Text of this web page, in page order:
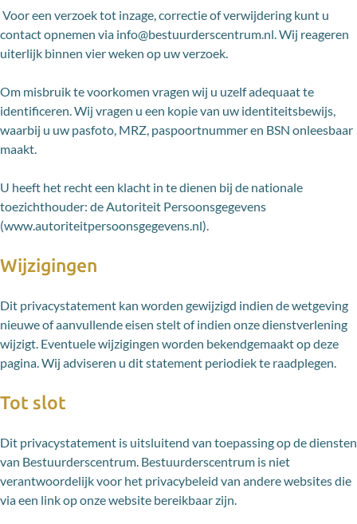
Voor een verzoek tot inzage, correctie of verwijdering kunt u
contact opnemen via info@bestuurderscentrum.nl. Wij reageren
uiterlijk binnen vier weken op uw verzoek.
Om misbruik te voorkomen vragen wij u uzelf adequaat te
identificeren. Wij vragen u een kopie van uw identiteitsbewijs,
waarbij u uw pasfoto, MRZ, paspoortnummer en BSN onleesbaar
maakt.
U heeft het recht een klacht in te dienen bij de nationale
toezichthouder: de Autoriteit Persoonsgegevens
(www.autoriteitpersoonsgegevens.nl).
Wijzigingen
Dit privacystatement kan worden gewijzigd indien de wetgeving
nieuwe of aanvullende eisen stelt of indien onze dienstverlening
wijzigt. Eventuele wijzigingen worden bekendgemaakt op deze
pagina. Wij adviseren u dit statement periodiek te raadplegen.
Tot slot
Dit privacystatement is uitsluitend van toepassing op de diensten
van Bestuurderscentrum. Bestuurderscentrum is niet
verantwoordelijk voor het privacybeleid van andere websites die
via een link op onze website bereikbaar zijn.